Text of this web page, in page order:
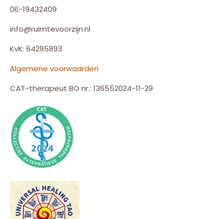
06-19432409
info@ruimtevoorzijn.nl
KvK: 64295893
Algemene voorwaarden
CAT-therapeut BO nr.: 136552024-11-29